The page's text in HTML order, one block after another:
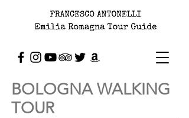
BOLOGNA WALKING
TOUR